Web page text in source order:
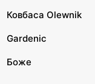
Ковбаса Olewnik
Gardenic
Боже